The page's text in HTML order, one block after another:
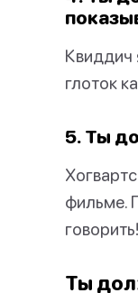
Квиддич
глоток
5. Ты
фильме.
говорить!
Ты